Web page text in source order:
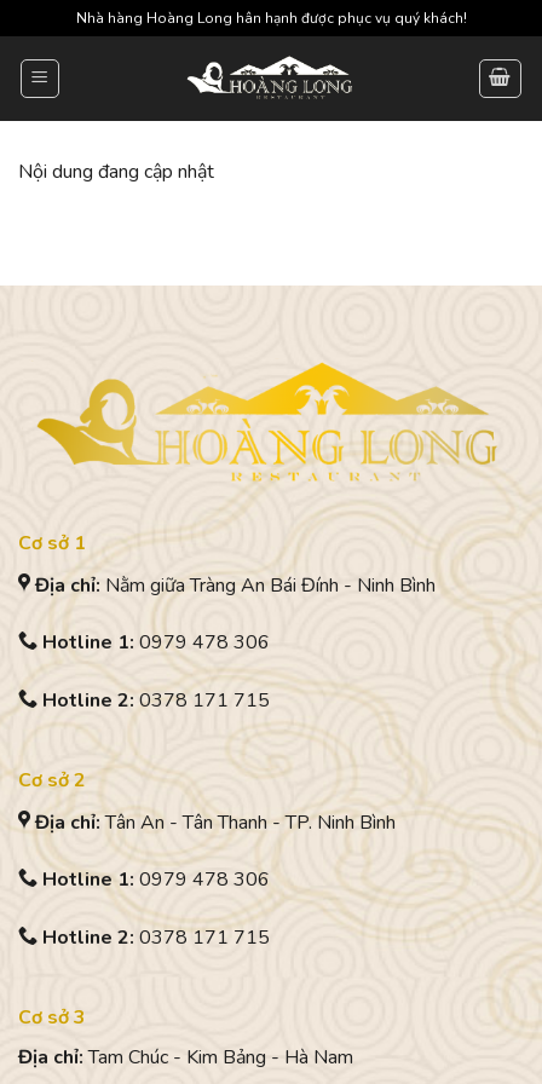
to
content
Nhà hàng Hoàng Long hân hạnh được phục vụ quý khách!
Nội dung đang cập nhật
Cơ sở 1
Địa chỉ: Nằm giữa Tràng An Bái Đính - Ninh Bình
Hotline 1: 0979 478 306
Hotline 2:0378 171 715
Cơ sở 2
Địa chỉ:Tân An - Tân Thanh - TP. Ninh Bình
Hotline 1: 0979 478 306
Hotline 2: 0378 171 715
Cơ sở 3
Địa chỉ:Tam Chúc - Kim Bảng - Hà Nam